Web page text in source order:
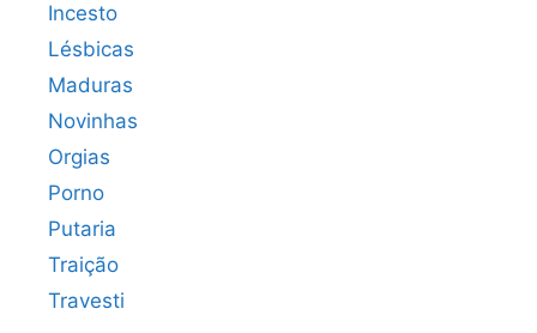
Incesto
Lésbicas
Maduras
Novinhas
Orgias
Porno
Putaria
Traição
Travesti